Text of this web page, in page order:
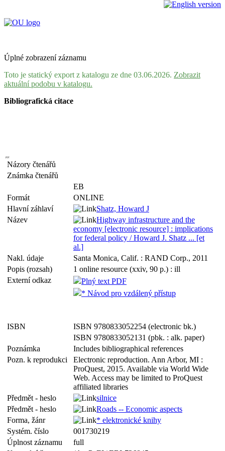
Úplné zobrazení záznamu
Toto je statický export z katalogu ze dne 03.06.2026. Zobrazit
aktuální podobu v katalogu.
Bibliografická citace
Názory čtenářů
Známka čtenářů
EB
Formát
ONLINE
Hlavní záhlaví
Shatz, Howard J
Název
Highway infrastructure and the
economy [electronic resource] : implications
for federal policy / Howard J. Shatz ... [et
al.]
Nakl. údaje
Santa Monica, Calif. : RAND Corp., 2011
Popis (rozsah)
1 online resource (xxiv, 90 p.) : ill
Externí odkaz
Plný text PDF
* Návod pro vzdálený přístup
ISBN
ISBN 9780833052254 (electronic bk.)
ISBN 9780833052131 (pbk. : alk. paper)
Poznámka
Includes bibliographical references
Pozn. k reprodukci
Electronic reproduction. Ann Arbor, MI :
ProQuest, 2015. Available via World Wide
Web. Access may be limited to ProQuest
affiliated libraries
Předmět - heslo
silnice
Předmět - heslo
Roads -- Economic aspects
Forma, žánr
* elektronické knihy
Systém. číslo
001730219
Úplnost záznamu
full